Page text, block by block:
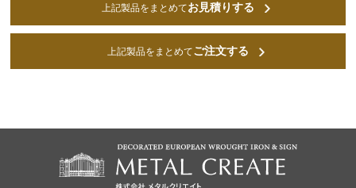
上記製品をまとめてお見積りする
上記製品をまとめてご注文する